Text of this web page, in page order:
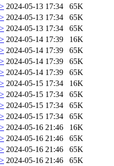
2024-05-13 17:34
65K
2024-05-13 17:34
65K
2024-05-13 17:34
65K
2024-05-14 17:39
16K
2024-05-14 17:39
65K
2024-05-14 17:39
65K
2024-05-14 17:39
65K
2024-05-15 17:34
16K
2024-05-15 17:34
65K
2024-05-15 17:34
65K
2024-05-15 17:34
65K
2024-05-16 21:46
16K
2024-05-16 21:46
65K
2024-05-16 21:46
65K
2024-05-16 21:46
65K